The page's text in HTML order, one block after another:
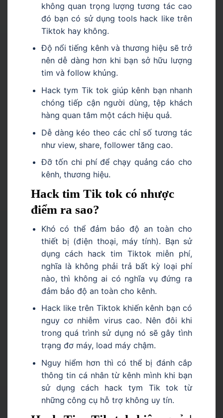
không quan trọng lượng tương tác cao
đó bạn có sử dụng tools hack like trên
Tiktok hay không.
Độ nổi tiếng kênh và thương hiệu sẽ trở
nên dễ dàng hơn khi bạn sở hữu lượng
tim và follow khủng.
Hack tym Tik tok giúp kênh bạn nhanh
chóng tiếp cận người dùng, tệp khách
hàng quan tâm một cách hiệu quả.
Dễ dàng kéo theo các chỉ số tương tác
như view, share, follower tăng cao.
Đỡ tốn chi phí để chạy quảng cáo cho
kênh, thương hiệu.
Hack tim Tik tok có nhược
điểm ra sao?
Khó có thể đảm bảo độ an toàn cho
thiết bị (điện thoại, máy tính). Bạn sử
dụng cách hack tim Tiktok miễn phí,
nghĩa là không phải trả bất kỳ loại phí
nào, thì không ai có nghĩa vụ đứng ra
đảm bảo độ an toàn cho kênh.
Hack like trên Tiktok khiến kênh bạn có
nguy cơ nhiễm virus cao. Nên đôi khi
trong quá trình sử dụng nó sẽ gây tình
trạng đơ máy, load máy chậm.
Nguy hiểm hơn thì có thể bị đánh cắp
thông tin cá nhân từ kênh mình khi bạn
sử dụng cách hack tym Tik tok từ
những công cụ hỗ trợ không uy tín.